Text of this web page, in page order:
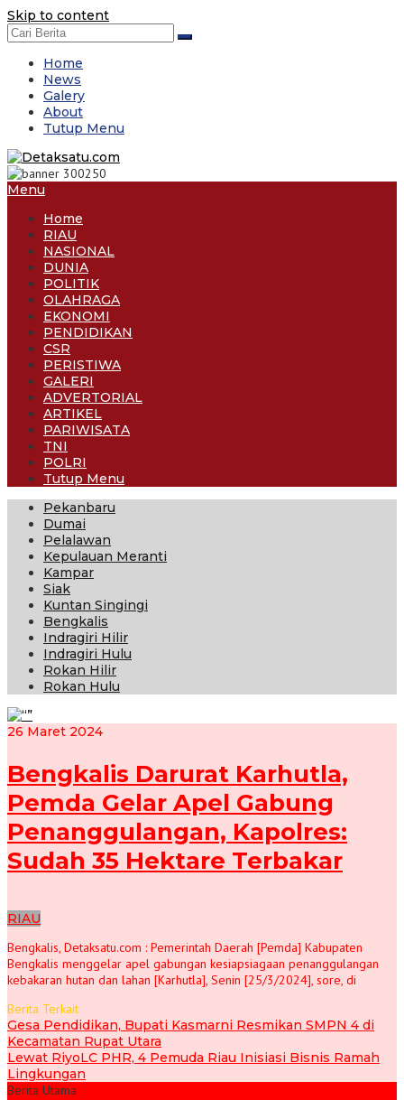
Skip to content
Home
News
Galery
About
Tutup Menu
Menu
Home
RIAU
NASIONAL
DUNIA
POLITIK
OLAHRAGA
EKONOMI
PENDIDIKAN
CSR
PERISTIWA
GALERI
ADVERTORIAL
ARTIKEL
PARIWISATA
TNI
POLRI
Tutup Menu
Pekanbaru
Dumai
Pelalawan
Kepulauan Meranti
Kampar
Siak
Kuntan Singingi
Bengkalis
Indragiri Hilir
Indragiri Hulu
Rokan Hilir
Rokan Hulu
26 Maret 2024
Bengkalis Darurat Karhutla,
Pemda Gelar Apel Gabung
Penanggulangan, Kapolres:
Sudah 35 Hektare Terbakar
RIAU
Bengkalis, Detaksatu.com : Pemerintah Daerah [Pemda] Kabupaten
Bengkalis menggelar apel gabungan kesiapsiagaan penanggulangan
kebakaran hutan dan lahan [Karhutla], Senin [25/3/2024], sore, di
Berita Terkait
Gesa Pendidikan, Bupati Kasmarni Resmikan SMPN 4 di
Kecamatan Rupat Utara
Lewat RiyoLC PHR, 4 Pemuda Riau Inisiasi Bisnis Ramah
Lingkungan
Berita Utama